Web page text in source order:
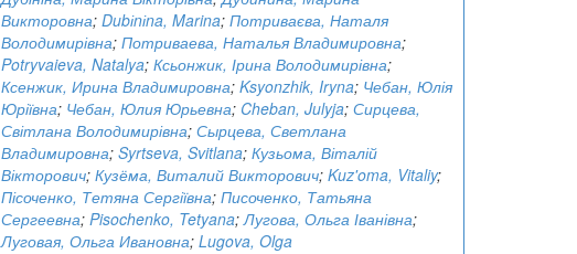
Викторовна; Dubіnіna, Marina; Потриваєва, Наталя
Володимирівна; Потриваева, Наталья Владимировна;
Potryvaieva, Natalya; Ксьонжик, Ірина Володимирівна;
Ксенжик, Ирина Владимировна; Ksyonzhik, Iryna; Чебан, Юлія
Юріївна; Чебан, Юлия Юрьевна; Cheban, Julyja; Сирцева,
Світлана Володимирівна; Сырцева, Светлана
Владимировна; Syrtseva, Svitlana; Кузьома, Віталій
Вікторович; Кузёма, Виталий Викторович; Kuz'oma, Vitaliy;
Пісоченко, Тетяна Сергіївна; Писоченко, Татьяна
Сергеевна; Pisochenko, Tetyana;Лугова, Ольга Іванівна;
Луговая, Ольга Ивановна; Lugova, Olga